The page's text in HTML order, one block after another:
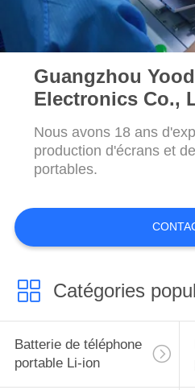
Guangzhou
Electronics Co.,
Nous avons 18 ans
production d'écrans et
portables.
Catégories
Batterie de téléphone
portable Li-ion